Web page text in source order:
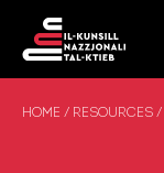
HOME / RESOURCES /